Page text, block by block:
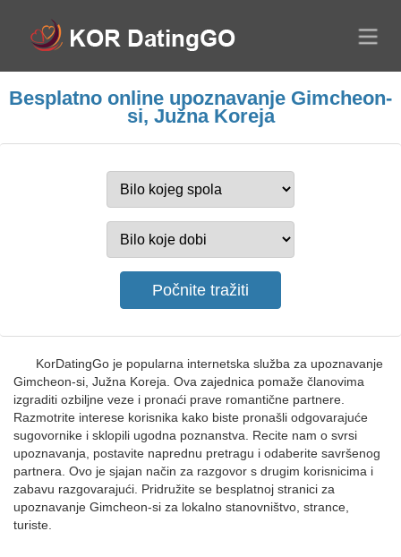
Besplatno online upoznavanje Gimcheon-
si, Južna Koreja
KorDatingGo je popularna internetska služba za upoznavanje
Gimcheon-si, Južna Koreja. Ova zajednica pomaže članovima
izgraditi ozbiljne veze i pronaći prave romantične partnere.
Razmotrite interese korisnika kako biste pronašli odgovarajuće
sugovornike i sklopili ugodna poznanstva. Recite nam o svrsi
upoznavanja, postavite naprednu pretragu i odaberite savršenog
partnera. Ovo je sjajan način za razgovor s drugim korisnicima i
zabavu razgovarajući. Pridružite se besplatnoj stranici za
upoznavanje Gimcheon-si za lokalno stanovništvo, strance,
turiste.